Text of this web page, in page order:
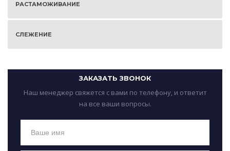
РАСТАМОЖИВАНИЕ
СЛЕЖЕНИЕ
ЗАКАЗАТЬ ЗВОНОК
Наш менеджер свяжется с вами по телефону, и ответит
на все ваши вопросы.